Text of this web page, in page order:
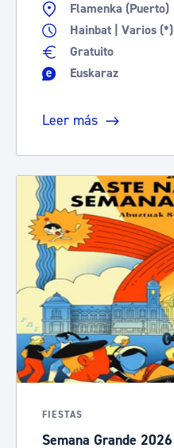
Flamenka (Puerto)
Hainbat | Varios (*)
Gratuito
Euskaraz
Leer más
FIESTAS
Semana Grande 2026